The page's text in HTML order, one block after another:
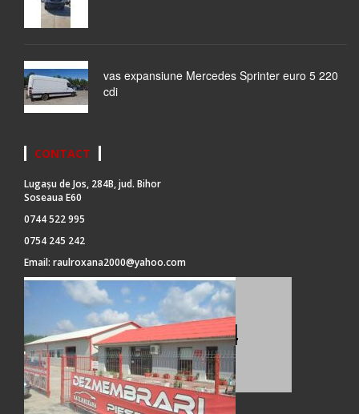
vas expansiune Mercedes Sprinter euro 5 220
cdi
CONTACT
Lugașu de Jos, 284B, jud. Bihor
Soseaua E60
0744 522 995
0754 245 242
Email: raulroxana2000@yahoo.com